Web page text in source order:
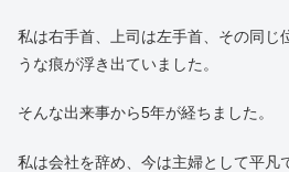
私は右手首、上司は左手首、その同じ
うな痕が浮き出ていました。
そんな出来事から5年が経ちました。
私は会社を辞め、今は主婦として平凡